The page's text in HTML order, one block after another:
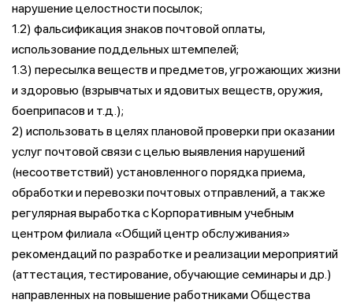
нарушение целостности посылок;
1.2) фальсификация знаков почтовой оплаты,
использование поддельных штемпелей;
1.3) пересылка веществ и предметов, угрожающих жизни
и здоровью (взрывчатых и ядовитых веществ, оружия,
боеприпасов и т.д.);
2) использовать в целях плановой проверки при оказании
услуг почтовой связи с целью выявления нарушений
(несоответствий) установленного порядка приема,
обработки и перевозки почтовых отправлений, а также
регулярная выработка с Корпоративным учебным
центром филиала «Общий центр обслуживания»
рекомендаций по разработке и реализации мероприятий
(аттестация, тестирование, обучающие семинары и др.)
направленных на повышение работниками Общества